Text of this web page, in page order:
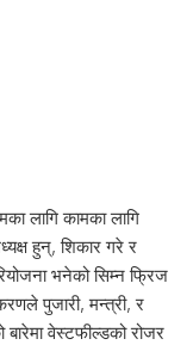
लागि कामका लागि
हुन्, शिकार गरे र
भनेको सिम्न फ्रिज
पुजारी, मन्त्री, र
वेस्टफील्डको रोजर